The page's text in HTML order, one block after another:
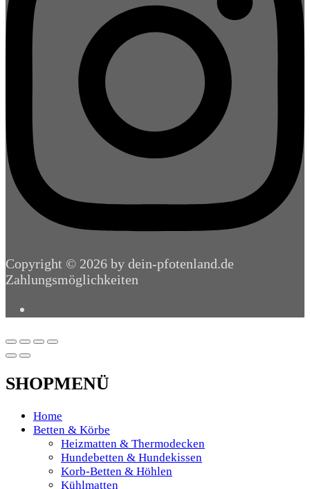
Copyright © 2026 by dein-pfotenland.de
Zahlungsmöglichkeiten
SHOPMENÜ
Home
Betten & Körbe
Heizmatten & Thermodecken
Hundebetten & Hundekissen
Korb-Betten & Höhlen
Kühlmatten